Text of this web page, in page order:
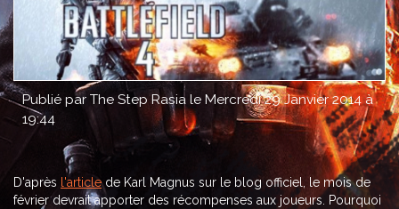
Publié par The Step Rasia le Mercredi 29 Janvier 2014 à
19:44
D'après l'articlede Karl Magnus sur le blog officiel, le mois de
février devrait apporter des récompenses aux joueurs. Pourquoi